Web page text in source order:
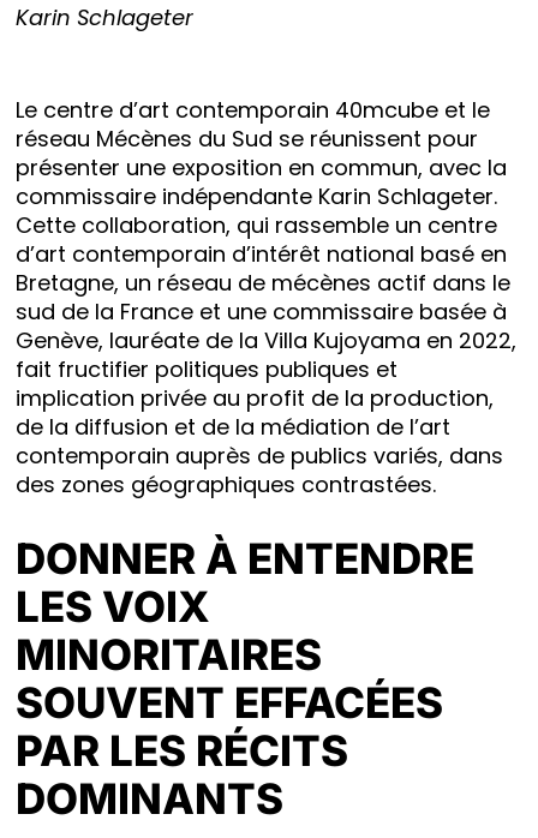
Karin Schlageter
Le centre d’art contemporain 40mcube et le
réseau Mécènes du Sud se réunissent pour
présenter une exposition en commun, avec la
commissaire indépendante Karin Schlageter.
Cette collaboration, qui rassemble un centre
d’art contemporain d’intérêt national basé en
Bretagne, un réseau de mécènes actif dans le
sud de la France et une commissaire basée à
Genève, lauréate de la Villa Kujoyama en 2022,
fait fructifier politiques publiques et
implication privée au profit de la production,
de la diffusion et de la médiation de l’art
contemporain auprès de publics variés, dans
des zones géographiques contrastées.
DONNER À ENTENDRE
LES VOIX
MINORITAIRES
SOUVENT EFFACÉES
PAR LES RÉCITS
DOMINANTS